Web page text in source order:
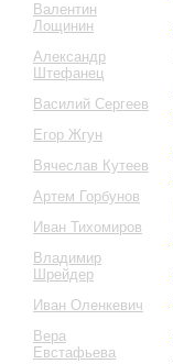
Валентин
Лощинин
Александр
Штефанец
Василий Сергеев
Егор Жгун
Вячеслав Кутеев
Артем Горбунов
Иван Тихомиров
Владимир
Шрейдер
Иван Оленкевич
Вера
Евстафьева